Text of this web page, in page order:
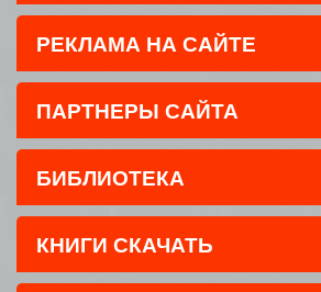
РЕКЛАМА НА САЙТЕ
ПАРТНЕРЫ САЙТА
БИБЛИОТЕКА
КНИГИ СКАЧАТЬ